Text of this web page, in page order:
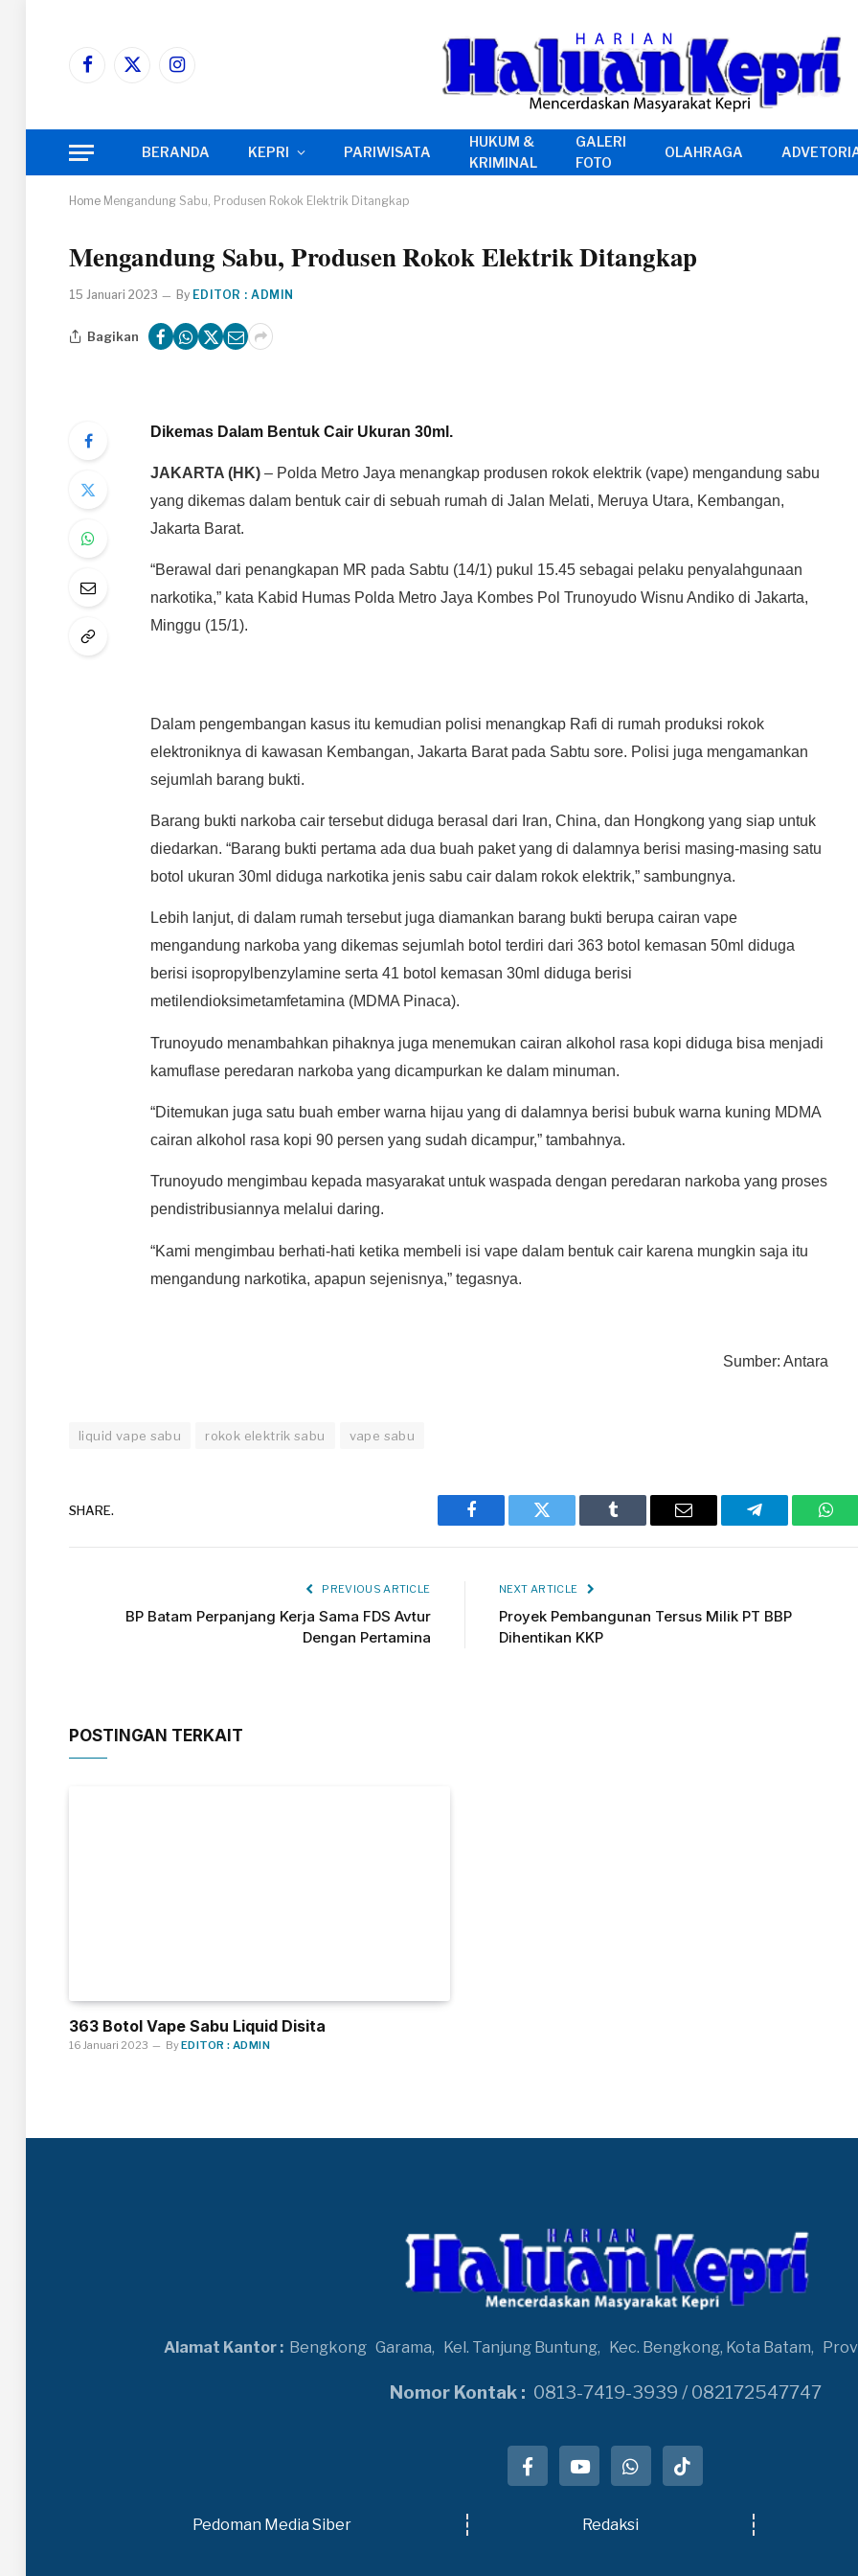
Facebook
X
Instagram
BERANDA KEPRI PARIWISATA
HUKUM &
KRIMINAL
GALERI
FOTO
OLAHRAGA
Home Mengandung Sabu, Produsen Rokok Elektrik Ditangkap
Mengandung Sabu, Produsen Rokok Elektrik Ditangkap
15 Januari 2023 By EDITOR : ADMIN
Bagikan
Dikemas Dalam Bentuk Cair Ukuran 30ml.
JAKARTA (HK)– Polda Metro Jaya menangkap produsen rokok elektrik (vape) mengandung sabu
yang dikemas dalam bentuk cair di sebuah rumah di Jalan Melati, Meruya Utara, Kembangan,
Jakarta Barat.
“Berawal dari penangkapan MR pada Sabtu (14/1) pukul 15.45 sebagai pelaku penyalahgunaan
narkotika,” kata Kabid Humas Polda Metro Jaya Kombes Pol Trunoyudo Wisnu Andiko di Jakarta,
Minggu (15/1).
Dalam pengembangan kasus itu kemudian polisi menangkap Rafi di rumah produksi rokok
elektroniknya di kawasan Kembangan, Jakarta Barat pada Sabtu sore. Polisi juga mengamankan
sejumlah barang bukti.
Barang bukti narkoba cair tersebut diduga berasal dari Iran, China, dan Hongkong yang siap untuk
diedarkan. “Barang bukti pertama ada dua buah paket yang di dalamnya berisi masing-masing satu
botol ukuran 30ml diduga narkotika jenis sabu cair dalam rokok elektrik,” sambungnya.
Lebih lanjut, di dalam rumah tersebut juga diamankan barang bukti berupa cairan vape
mengandung narkoba yang dikemas sejumlah botol terdiri dari 363 botol kemasan 50ml diduga
berisi isopropylbenzylamine serta 41 botol kemasan 30ml diduga berisi
metilendioksimetamfetamina (MDMA Pinaca).
Trunoyudo menambahkan pihaknya juga menemukan cairan alkohol rasa kopi diduga bisa menjadi
kamuflase peredaran narkoba yang dicampurkan ke dalam minuman.
“Ditemukan juga satu buah ember warna hijau yang di dalamnya berisi bubuk warna kuning MDMA
cairan alkohol rasa kopi 90 persen yang sudah dicampur,” tambahnya.
Trunoyudo mengimbau kepada masyarakat untuk waspada dengan peredaran narkoba yang proses
pendistribusiannya melalui daring.
“Kami mengimbau berhati-hati ketika membeli isi vape dalam bentuk cair karena mungkin saja itu
mengandung narkotika, apapun sejenisnya,” tegasnya.
Sumber: Antara
liquid vape sabu rokok elektrik sabu vape sabu
SHARE.
Facebook Twitter Tumblr Email Telegram
PREVIOUS ARTICLE
BP Batam Perpanjang Kerja Sama FDS Avtur
Dengan Pertamina
NEXT ARTICLE
Proyek Pembangunan Tersus Milik PT BBP
Dihentikan KKP
POSTINGAN TERKAIT
363 Botol Vape Sabu Liquid Disita
16 Januari 2023 ByEDITOR : ADMIN
Alamat Kantor : Bengkong Garama, Kel. Tanjung Buntung, Kec. Bengkong, Kota Batam,
Nomor Kontak : 0813-7419-3939 / 082172547747
Pedoman Media Siber Redaksi